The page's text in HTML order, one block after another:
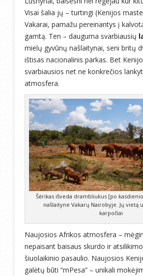
Visai šalia jų – turtingi (Kenijos
Vakarai, pamažu pereinantys į
gamtą. Ten – dauguma svarbiausių
mielų gyvūnų našlaitynai, seni britų
ištisas nacionalinis parkas. Bet
svarbiausios net ne konkrečios
atmosfera.
Šėrikas išveda drambliukus [po
našlaityne Vakarų Nairobyje. Jų vietą
karpočiai
Naujosios Afrikos atmosfera –
nepaisant baisaus skurdo ir
šiuolaikinio pasaulio. Naujosios
galėtų būti “mPesa” – unikali